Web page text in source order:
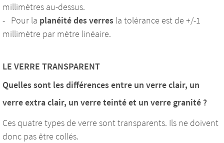
millimètres au-dessus.
- Pour la planéité des verres la tolérance est de +/-1
millimètre par mètre linéaire.
LE VERRE TRANSPARENT
Quelles sont les différences entre un verre clair, un
verre extra clair, un verre teinté et un verre granité ?
Ces quatre types de verre sont transparents. Ils ne doivent
donc pas être collés.